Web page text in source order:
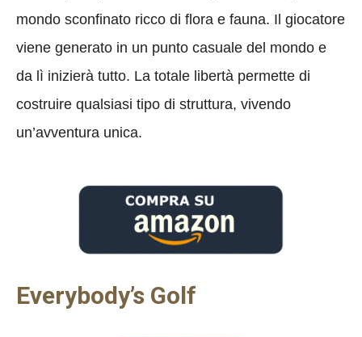
mondo sconfinato ricco di flora e fauna. Il giocatore
viene generato in un punto casuale del mondo e
da lì inizierà tutto. La totale libertà permette di
costruire qualsiasi tipo di struttura, vivendo
un’avventura unica.
Everybody’s Golf